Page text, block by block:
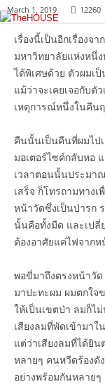
March 1, 2019 12260
เรื่องนี้เป็นอีกเรื่อง
มหาวิทยาลัยแห่งหนึ่
ได้พิเศษด้วย ตัวผมเ
แม้ว่าจะเคยเจอกับตั
เหตุการณ์หนึ่งในคืนฤ
คืนนั้นเป็นคืนที่ผมไป
มอเตอร์ไซค์กลับหอ
เวลาตอนนั้นประมา
เสร็จ ก็โทรถามทาง
หน้าวัดซึ่งเป็นป่ารก
นั้นคือทั้งมืด และเปลี่
ต้องอาศัยแค่ไฟจาก
พอขี่มาถึงตรงหน้าวั
มาปะทะผม ผมตกใจ
ให้เป็นเขตป่า ลมก็ไ
เสียงลมที่พัดเข้ามาใ
แต่ว่าเสียงลมที่ได้ยิ
หลายๆ คนหวีดร้องดั
อย่างพร้อมกันหลายๆ